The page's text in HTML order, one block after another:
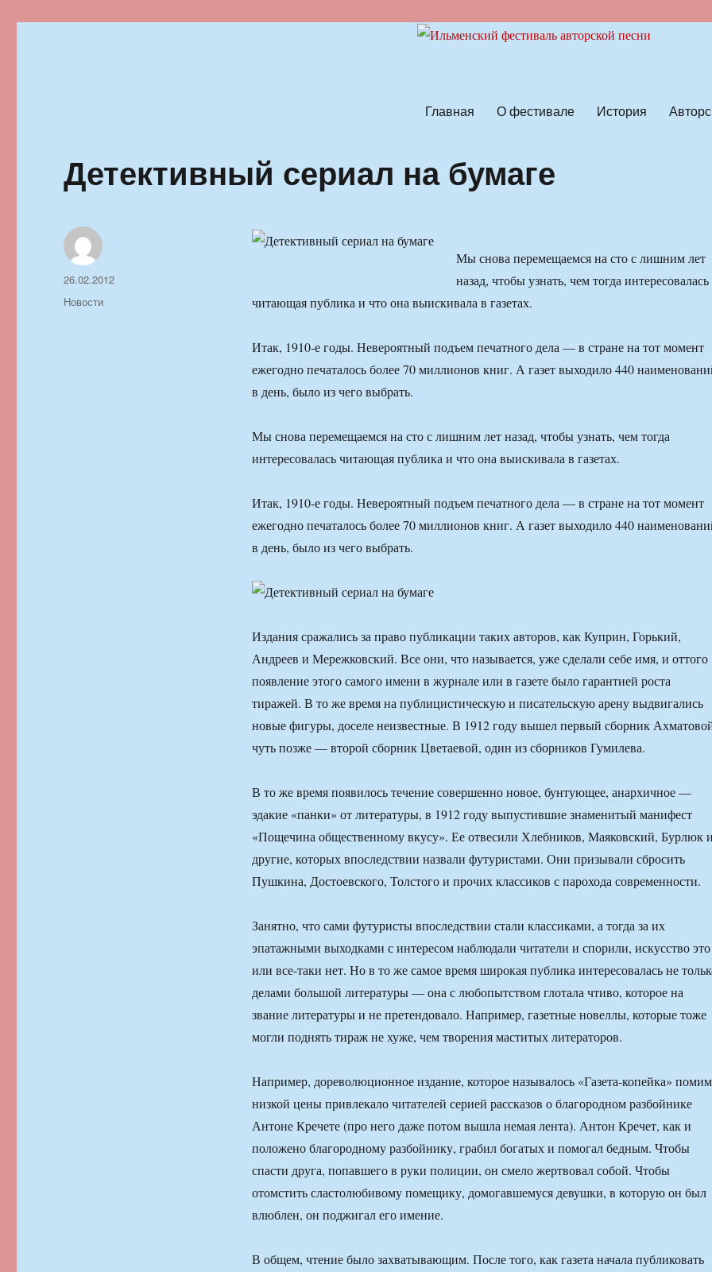
Главная О фестивале История
Детективный сериал на бумаге
Мы снова перемещаемся на сто с лишним лет
назад, чтобы узнать, чем тогда интересовалась
читающая публика и что она выискивала в газетах.
Итак, 1910-е годы. Невероятный подъем печатного дела — в стране на тот момент
ежегодно печаталось более 70 миллионов книг. А газет выходило 440
в день, было из чего выбрать.
Мы снова перемещаемся на сто с лишним лет назад, чтобы узнать, чем тогда
интересовалась читающая публика и что она выискивала в газетах.
Итак, 1910-е годы. Невероятный подъем печатного дела — в стране на тот момент
ежегодно печаталось более 70 миллионов книг. А газет выходило 440
в день, было из чего выбрать.
Издания сражались за право публикации таких авторов, как Куприн, Горький,
Андреев и Мережковский. Все они, что называется, уже сделали себе имя, и оттого
появление этого самого имени в журнале или в газете было гарантией роста
тиражей. В то же время на публицистическую и писательскую арену выдвигались
новые фигуры, доселе неизвестные. В 1912 году вышел первый сборник
чуть позже — второй сборник Цветаевой, один из сборников Гумилева.
В то же время появилось течение совершенно новое, бунтующее, анархичное —
эдакие «панки» от литературы, в 1912 году выпустившие знаменитый манифест
«Пощечина общественному вкусу». Ее отвесили Хлебников, Маяковский, Бурлюк
другие, которых впоследствии назвали футуристами. Они призывали сбросить
Пушкина, Достоевского, Толстого и прочих классиков с парохода современности.
Занятно, что сами футуристы впоследствии стали классиками, а тогда за их
эпатажными выходками с интересом наблюдали читатели и спорили, искусство это
или все-таки нет. Но в то же самое время широкая публика интересовалась не
делами большой литературы — она с любопытством глотала чтиво, которое на
звание литературы и не претендовало. Например, газетные новеллы, которые тоже
могли поднять тираж не хуже, чем творения маститых литераторов.
Например, дореволюционное издание, которое называлось «Газета-копейка»
низкой цены привлекало читателей серией рассказов о благородном разбойнике
Антоне Кречете (про него даже потом вышла немая лента). Антон Кречет, как и
положено благородному разбойнику, грабил богатых и помогал бедным. Чтобы
спасти друга, попавшего в руки полиции, он смело жертвовал собой. Чтобы
отомстить сластолюбивому помещику, домогавшемуся девушки, в которую он был
влюблен, он поджигал его имение.
В общем, чтение было захватывающим. После того, как газета начала публиковать
Автор
Опубликовано
26.02.2012
Рубрики
Новости